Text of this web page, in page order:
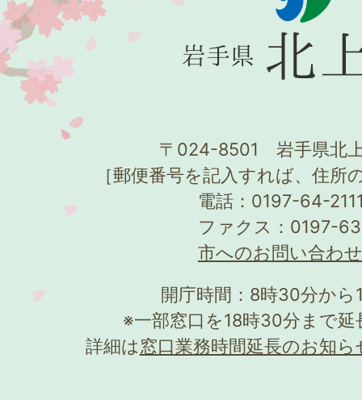
〒024-8501 岩手県北
［郵便番号を記入すれば、住所
電話：0197-64-
ファクス：0197-
市へのお問い合わ
開庁時間：8時30分か
※一部窓口を18時30分まで
詳細は窓口業務時間延長のお知ら